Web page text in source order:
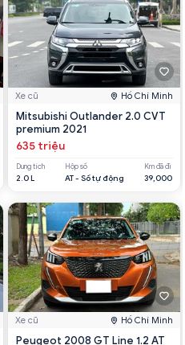
Xe cũ Hồ Chí Minh
Mitsubishi Outlander 2.0 CVT
premium 2021
635 triệu
Dung tích
2.0 L
Hộp số
AT - Số tự động
Km đã đi
39,000
Xe cũ Hồ Chí Minh
Peugeot 2008 GT Line 1.2 AT